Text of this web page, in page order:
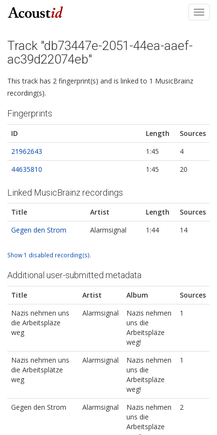
Track "db73447e-2051-44ea-aaef-
ac39d22074eb"
This track has 2 fingerprint(s) and is linked to 1 MusicBrainz
recording(s).
Fingerprints
ID Length
Sources
21962643
1:45
4
44635810
1:45 20
Linked MusicBrainz recordings
Title Artist Length
Sources
Gegen den Strom
Alarmsignal 1:44 14
Show 1 disabled recording(s).
Additional user-submitted metadata
Title Artist Album
Sources
Nazis nehmen uns
die Arbeitspläze
weg
Alarmsignal
Nazis nehmen
uns die
Arbeitspläze
weg!
1
Nazis nehmen uns
die Arbeitsplätze
weg
Alarmsignal
Nazis nehmen
uns die
Arbeitspläze
weg!
1
Gegen den Strom Alarmsignal
Nazis nehmen
uns die
Arbeitspläze
2